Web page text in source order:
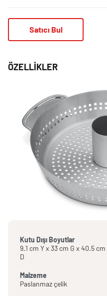
Satıcı Bul
ÖZELLIKLER
Kutu Dışı Boyutlar
9.1 cm Y x 33 cm G x 40.5 cm
D
Malzeme
Paslanmaz çelik